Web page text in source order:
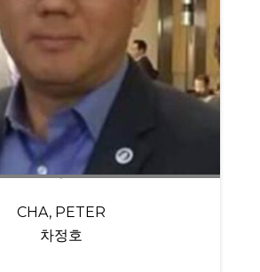
CHA, PETER
차정호